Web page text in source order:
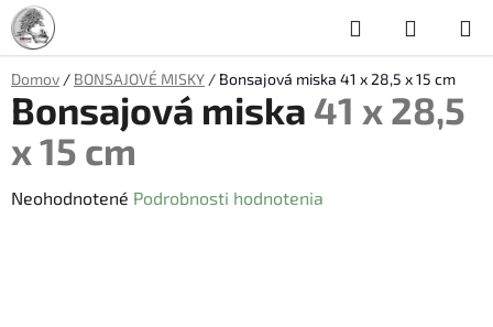
Prejsť
na
obsah
Hľadať
KOŠÍK
Domov / BONSAJOVÉ MISKY / Bonsajová miska 41 x 28,5 x 15 cm
Bonsajová miska 41 x 28,5
x 15 cm
Priemerné
Neohodnotené Podrobnosti hodnotenia